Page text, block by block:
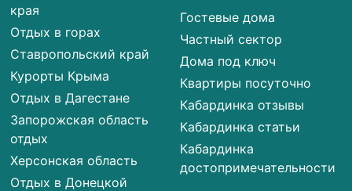
края
Отдых в горах
Ставропольский край
Курорты Крыма
Отдых в Дагестане
Запорожская область
отдых
Херсонская область
Отдых в Донецкой
Гостевые дома
Частный сектор
Дома под ключ
Квартиры посуточно
Кабардинка отзывы
Кабардинка статьи
Кабардинка
достопримечательности